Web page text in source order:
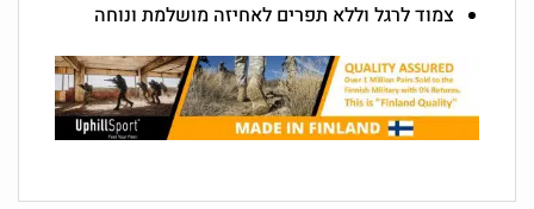
צמוד לרגל וללא תפרים לאחיזה מושלמת ונוחה